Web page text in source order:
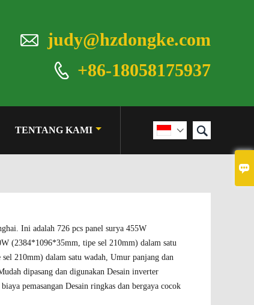

 judy@hzdongke.com
 +86-18058175937
 
TENTANG KAMI
Ini adalah 726 pcs panel surya 455W
(2384*1096*35mm, tipe sel 210mm) dalam satu
210mm) dalam satu wadah, Umur panjang dan
dipasang dan digunakan Desain inverter
pemasangan Desain ringkas dan bergaya cocok